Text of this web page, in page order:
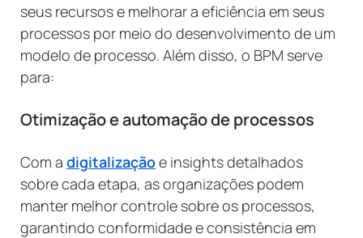
seus recursos e melhorar a eficiência em seus
processos por meio do desenvolvimento de um
modelo de processo. Além disso, o BPM serve
para:
Otimização e automação de processos
Com a digitalizaçãoe insights detalhados
sobre cada etapa, as organizações podem
manter melhor controle sobre os processos,
garantindo conformidade e consistência em